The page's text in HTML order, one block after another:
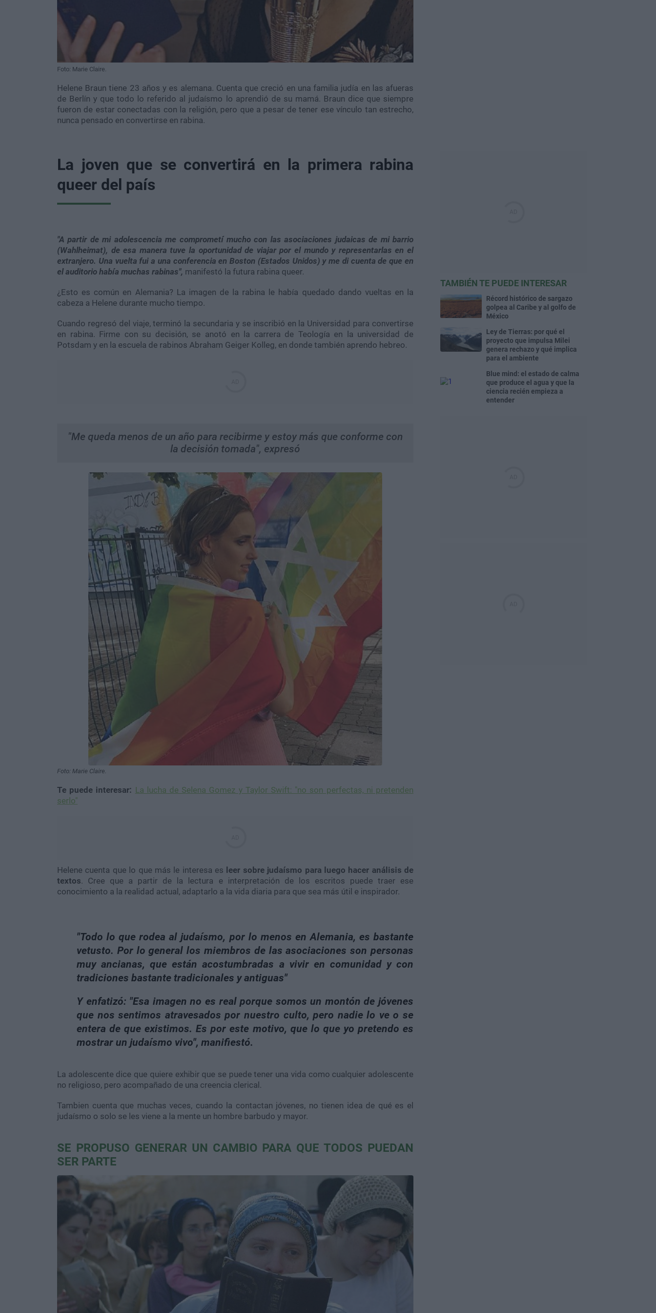
Foto: Marie Claire.
Helene Braun tiene 23 años y es alemana. Cuenta que creció en una familia judía en las afueras
de Berlín y que todo lo referido al judaísmo lo aprendió de su mamá. Braun dice que siempre
fueron de estar conectadas con la religión, pero que a pesar de tener ese vínculo tan estrecho,
nunca pensado en convertirse en rabina.
La joven que se convertirá en la primera rabina
queer del país
"A partir de mi adolescencia me comprometí mucho con las asociaciones judaicas de mi barrio
(Wahlheimat), de esa manera tuve la oportunidad de viajar por el mundo y representarlas en el
extranjero. Una vuelta fui a una conferencia en Boston (Estados Unidos) y me di cuenta de que en
el auditorio había muchas rabinas", manifestó la futura rabina queer.
¿Esto es común en Alemania? La imagen de la rabina le había quedado dando vueltas en la
cabeza a Helene durante mucho tiempo.
Cuando regresó del viaje, terminó la secundaria y se inscribió en la Universidad para convertirse
en rabina. Firme con su decisión, se anotó en la carrera de Teología en la universidad de
Potsdam y en la escuela de rabinos Abraham Geiger Kolleg, en donde también aprendo hebreo.
"Me queda menos de un año para recibirme y estoy más que conforme con
la decisión tomada", expresó
Foto: Marie Claire.
Te puede interesar: La lucha de Selena Gomez y Taylor Swift: "no son perfectas, ni pretenden
serlo"
Helene cuenta que lo que más le interesa es leer sobre judaísmo para luego hacer análisis de
textos. Cree que a partir de la lectura e interpretación de los escritos puede traer ese
conocimiento a la realidad actual, adaptarlo a la vida diaria para que sea más útil e inspirador.
"Todo lo que rodea al judaísmo, por lo menos en Alemania, es bastante
vetusto. Por lo general los miembros de las asociaciones son personas
muy ancianas, que están acostumbradas a vivir en comunidad y con
tradiciones bastante tradicionales y antiguas"
Y enfatizó: "Esa imagen no es real porque somos un montón de jóvenes
que nos sentimos atravesados por nuestro culto, pero nadie lo ve o se
entera de que existimos. Es por este motivo, que lo que yo pretendo es
mostrar un judaísmo vivo", manifiestó.
La adolescente dice que quiere exhibir que se puede tener una vida como cualquier adolescente
no religioso, pero acompañado de una creencia clerical.
Tambien cuenta que muchas veces, cuando la contactan jóvenes, no tienen idea de qué es el
judaísmo o solo se les viene a la mente un hombre barbudo y mayor.
SE PROPUSO GENERAR UN CAMBIO PARA QUE TODOS PUEDAN
SER PARTE
TAMBIÉN TE PUEDE INTERESAR
Récord histórico de sargazo
golpea al Caribe y al golfo de
México
Ley de Tierras: por qué el
proyecto que impulsa Milei
genera rechazo y qué implica
para el ambiente
Blue mind: el estado de calma
que produce el agua y que la
ciencia recién empieza a
entender